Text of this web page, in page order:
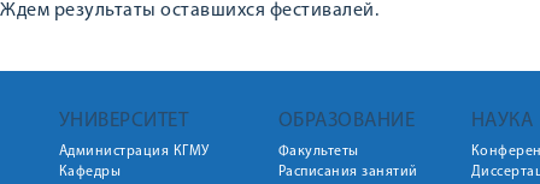
Ждем результаты оставшихся фестивалей.
УНИВЕРСИТЕТ
Администрация КГМУ
Кафедры
ОБРАЗОВАНИЕ
Факультеты
Расписания занятий
НАУКА